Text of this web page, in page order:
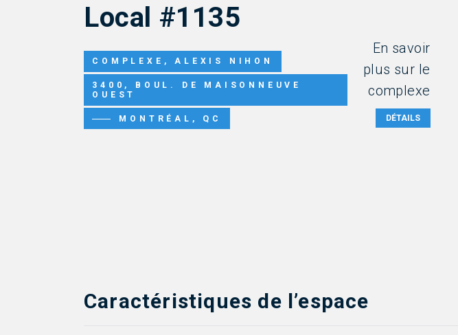
Local #1135
COMPLEXE, ALEXIS NIHON
3400, BOUL. DE MAISONNEUVE
OUEST
MONTRÉAL, QC
En savoir
plus sur le
complexe
DÉTAILS
Caractéristiques de l’espace